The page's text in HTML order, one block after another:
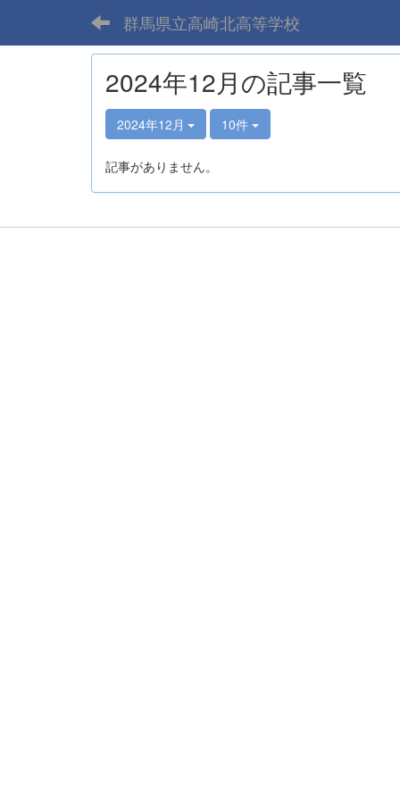
群馬県立高崎北高等学校
2024年12月の記事一覧
2024年12月 10件
記事がありません。